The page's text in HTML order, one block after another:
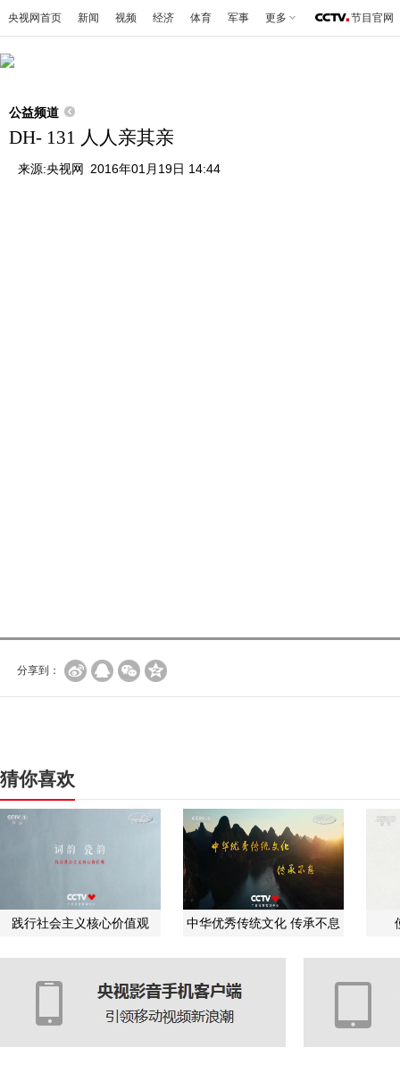
央视网首页 新闻 视频 经济 体育 军事 更多 节目官网
公益频道
DH- 131 人人亲其亲
来源:央视网 2016年01月19日 14:44
分享到：
猜你喜欢
践行社会主义核心价值观 中华优秀传统文化 传承不息